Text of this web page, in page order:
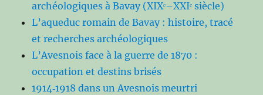
archéologiques à Bavay (XIXᵉ–XXIᵉ siècle)
L’aqueduc romain de Bavay : histoire, tracé
et recherches archéologiques
L’Avesnois face à la guerre de 1870 :
occupation et destins brisés
1914‑1918 dans un Avesnois meurtri